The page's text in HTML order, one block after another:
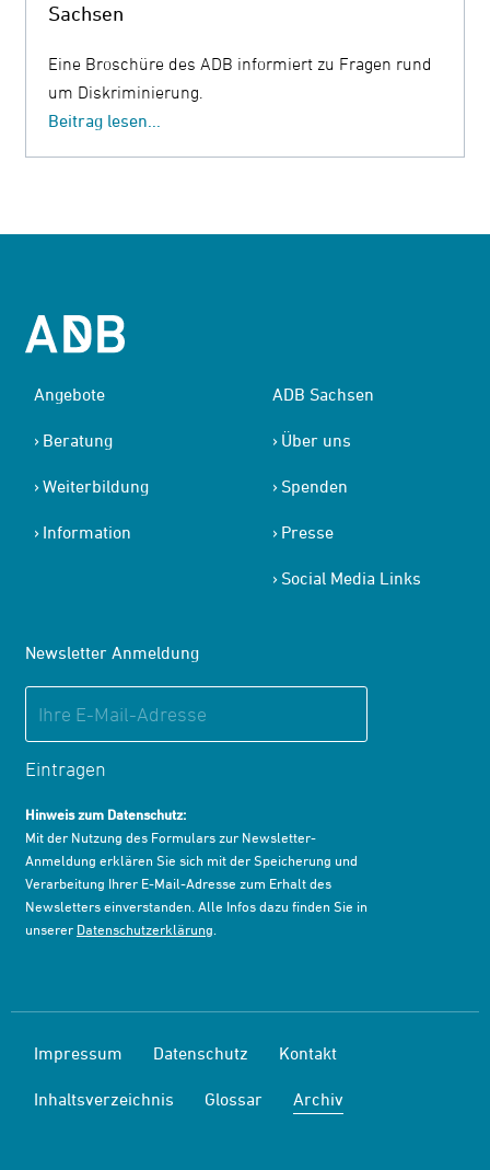
Sachsen
Eine Broschüre des ADB informiert zu Fragen rund
um Diskriminierung.
Beitrag lesen...
Angebote
Beratung
Weiterbildung
Information
ADB Sachsen
Über uns
Spenden
Presse
Social Media Links
Newsletter Anmeldung
Eintragen
Hinweis zum Datenschutz:
Mit der Nutzung des Formulars zur Newsletter-
Anmeldung erklären Sie sich mit der Speicherung und
Verarbeitung Ihrer E-Mail-Adresse zum Erhalt des
Newsletters einverstanden. Alle Infos dazu finden Sie in
unserer Datenschutzerklärung.
Impressum Datenschutz Kontakt
Inhaltsverzeichnis Glossar Archiv